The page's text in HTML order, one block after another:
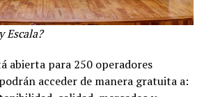
Escala?
abierta para 250 operadores
acceder de manera gratuita a: